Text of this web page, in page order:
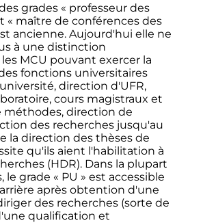
grades « professeur des
« maître de conférences des
ancienne. Aujourd'hui elle ne
à une distinction
les MCU pouvant exercer la
fonctions universitaires
direction d'UFR,
cours magistraux et
méthodes, direction de
des recherches jusqu'au
la direction des thèses de
qu'ils aient l'habilitation à
(HDR). Dans la plupart
le grade « PU » est accessible
après obtention d'une
des recherches (sorte de
qualification et